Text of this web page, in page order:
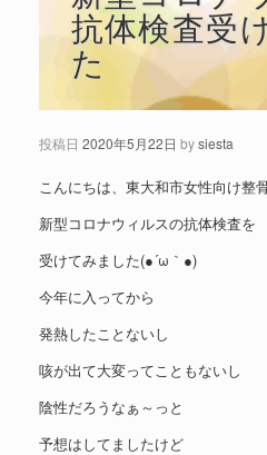
抗体検査受
た
投稿日 2020年5月22日 bysiesta
こんにちは、東大和市女性向け整
新型コロナウィルスの抗体検査を
受けてみました(●´ω｀●)
今年に入ってから
発熱したことないし
咳が出て大変ってこともないし
陰性だろうなぁ～っと
予想はしてましたけど